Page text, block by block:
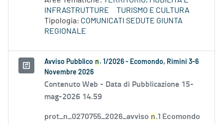
INFRASTRUTTURE
TURISMO E CULTURA
Tipologia: COMUNICATI SEDUTE GIUNTA
REGIONALE
Avviso Pubblico n . 1/2026 - Ecomondo, Rimini 3-6
Novembre 2026
Contenuto Web - Data di Pubblicazione 15-
mag-2026 14.59
prot_n_0270755_2026_avviso n.1 Ecomondo